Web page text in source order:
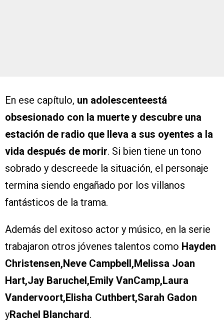
En ese capítulo, un adolescenteestá
obsesionado con la muerte y descubre una
estación de radio que lleva a sus oyentes a la
vida después de morir. Si bien tiene un tono
sobrado y descreede la situación, el personaje
termina siendo engañado por los villanos
fantásticos de la trama.
Además del exitoso actor y músico, en la serie
trabajaron otros jóvenes talentos como Hayden
Christensen,Neve Campbell,Melissa Joan
Hart,Jay Baruchel,Emily VanCamp,Laura
Vandervoort,Elisha Cuthbert,Sarah Gadon
yRachel Blanchard.